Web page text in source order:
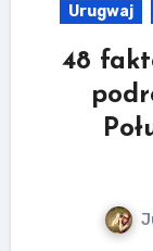
Urugwaj
48